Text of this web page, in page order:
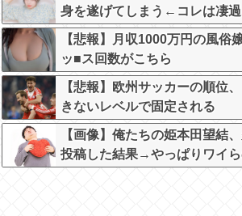
身を遂げてしまう←コレは凄
w
【悲報】月収1000万円の風俗
ッ■ス回数がこちら
【悲報】欧州サッカーの順位
きないレベルで固定される
【画像】俺たちの姫本田望結
投稿した結果→やっぱりワイ